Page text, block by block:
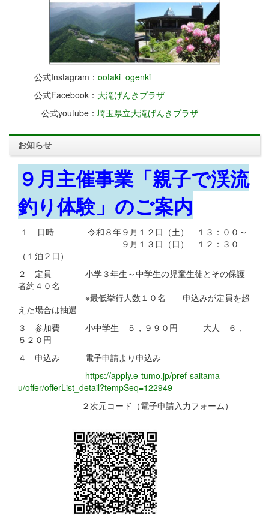
公式Instagram： ootaki_ogenki
公式Facebook： 大滝げんきプラザ
公式youtube： 埼玉県立大滝げんきプラザ
お知らせ
９月主催事業「親子で渓流
釣り体験」のご案内
１ 日時 令和８年９月１２日（土） １３：００～
９月１３日（日） １２：３０
（１泊２日）
２ 定員 小学３年生～中学生の児童生徒とその保護
者約４０名
※最低挙行人数１０名 申込みが定員を超
えた場合は抽選
３ 参加費 小中学生 ５，９９０円 大人 ６，
５２０円
４ 申込み 電子申請より申込み
https://apply.e-tumo.jp/pref-saitama-
u/offer/offerList_detail?tempSeq=122949
２次元コード（電子申請入力フォーム）